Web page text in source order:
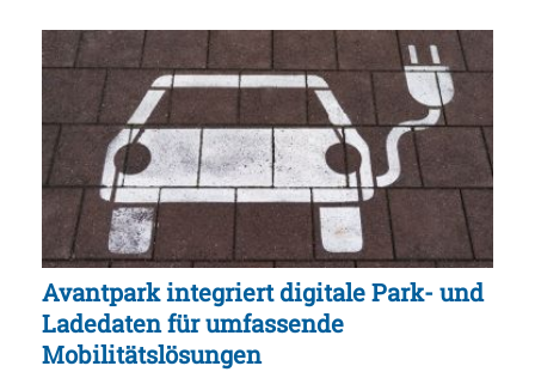
Avantpark integriert digitale Park- und
Ladedaten für umfassende
Mobilitätslösungen